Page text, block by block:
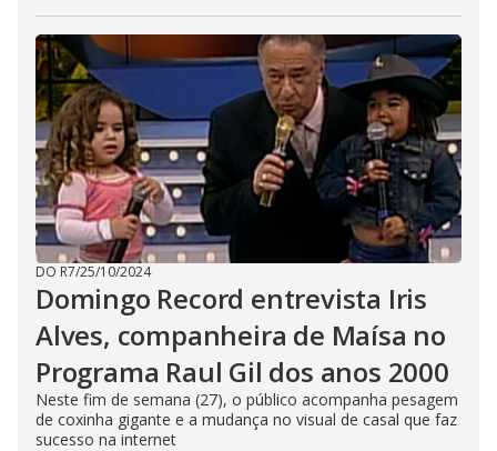
DO R7/25/10/2024
Domingo Record entrevista Iris
Alves, companheira de Maísa no
Programa Raul Gil dos anos 2000
Neste fim de semana (27), o público acompanha pesagem
de coxinha gigante e a mudança no visual de casal que faz
sucesso na internet